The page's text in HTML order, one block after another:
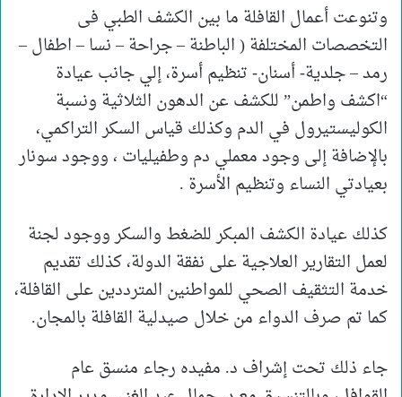
وتنوعت أعمال القافلة ما بين الكشف الطبي فى
التخصصات المختلفة ( الباطنة – جراحة – نسا – اطفال –
رمد – جلدية- أسنان- تنظيم أسرة، إلي جانب عيادة
“اكشف واطمن” للكشف عن الدهون الثلاثية ونسبة
الكوليستيرول في الدم وكذلك قياس السكر التراكمي،
بالإضافة إلى وجود معملي دم وطفيليات ، ووجود سونار
بعيادتي النساء وتنظيم الأسرة .
كذلك عيادة الكشف المبكر للضغط والسكر ووجود لجنة
لعمل التقارير العلاجية على نفقة الدولة، كذلك تقديم
خدمة التثقيف الصحي للمواطنين المترددين على القافلة،
كما تم صرف الدواء من خلال صيدلية القافلة بالمجان.
جاء ذلك تحت إشراف د. مفيده رجاء منسق عام